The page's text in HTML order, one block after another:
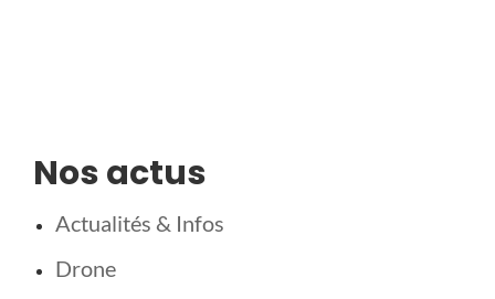
Nos actus
Actualités & Infos
Drone